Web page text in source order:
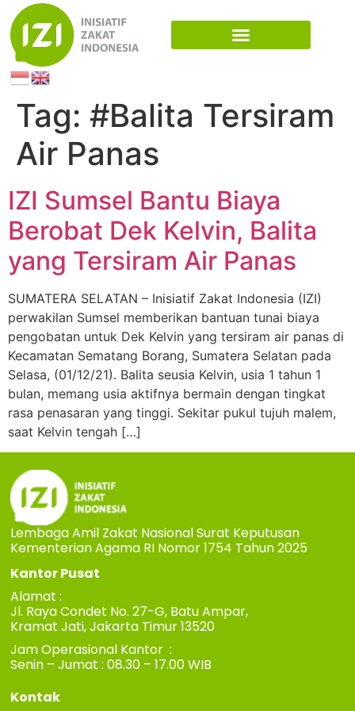
Tag: #Balita Tersiram
Air Panas
IZI Sumsel Bantu Biaya
Berobat Dek Kelvin, Balita
yang Tersiram Air Panas
SUMATERA SELATAN – Inisiatif Zakat Indonesia (IZI)
perwakilan Sumsel memberikan bantuan tunai biaya
pengobatan untuk Dek Kelvin yang tersiram air panas di
Kecamatan Sematang Borang, Sumatera Selatan pada
Selasa, (01/12/21). Balita seusia Kelvin, usia 1 tahun 1
bulan, memang usia aktifnya bermain dengan tingkat
rasa penasaran yang tinggi. Sekitar pukul tujuh malem,
saat Kelvin tengah […]
Lembaga Amil Zakat Nasional Surat Keputusan
Kementerian Agama RI Nomor 1754 Tahun 2025
Kantor Pusat
Alamat :
Jl. Raya Condet No. 27-G, Batu Ampar,
Kramat Jati, Jakarta Timur 13520
Jam Operasional Kantor :
Senin – Jumat : 08.30 – 17.00 WIB
Kontak